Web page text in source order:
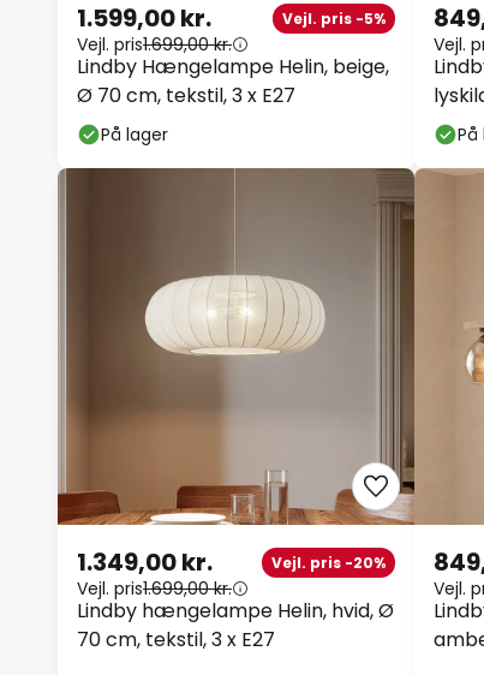
Lindby Hængelampe Helin, beige,
Ø 70 cm, tekstil, 3 x E27
1.599,00 kr. Vejl. pris -5%
Vejl. pris1.699,00 kr.
På lager
Vejl.
På
Lindby hængelampe Helin, hvid, Ø
70 cm, tekstil, 3 x E27
1.349,00 kr. Vejl. pris -20%
Vejl. pris1.699,00 kr. Vejl.